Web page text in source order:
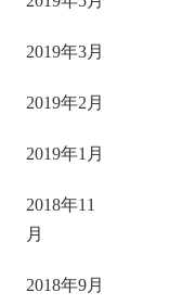
2019年3月
2019年2月
2019年1月
2018年11
月
2018年9月